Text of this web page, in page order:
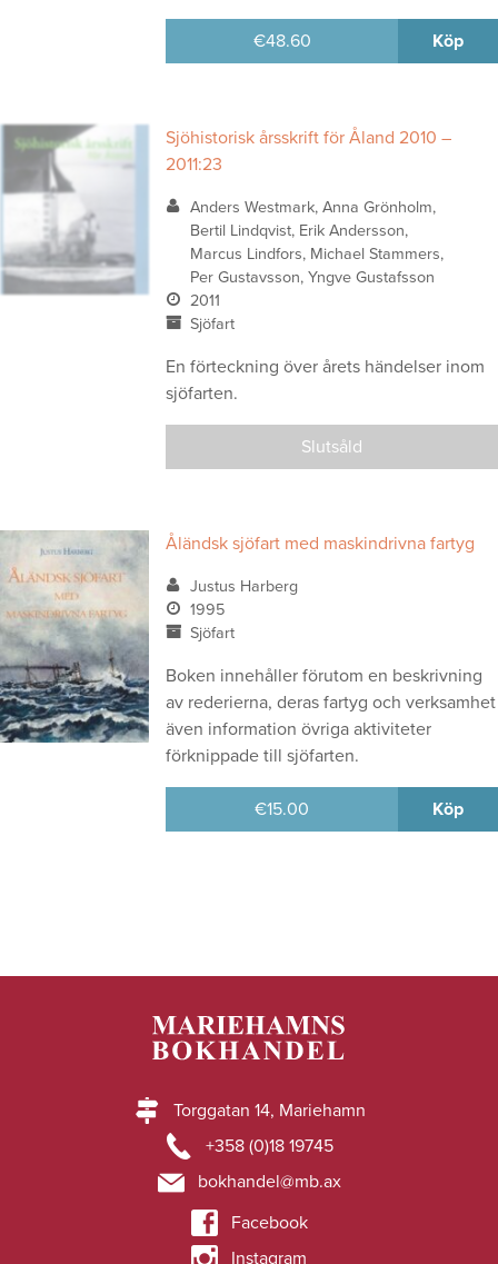
€48.60 Köp
Sjöhistorisk årsskrift för Åland 2010 –
2011:23
Anders Westmark, Anna Grönholm,
Bertil Lindqvist, Erik Andersson,
Marcus Lindfors, Michael Stammers,
Per Gustavsson, Yngve Gustafsson
2011
Sjöfart
En förteckning över årets händelser inom
sjöfarten.
Slutsåld
Åländsk sjöfart med maskindrivna fartyg
Justus Harberg
1995
Sjöfart
Boken innehåller förutom en beskrivning
av rederierna, deras fartyg och verksamhet
även information övriga aktiviteter
förknippade till sjöfarten.
€15.00 Köp
Torggatan 14, Mariehamn
+358 (0)18 19745
bokhandel@mb.ax
Facebook
Instagram